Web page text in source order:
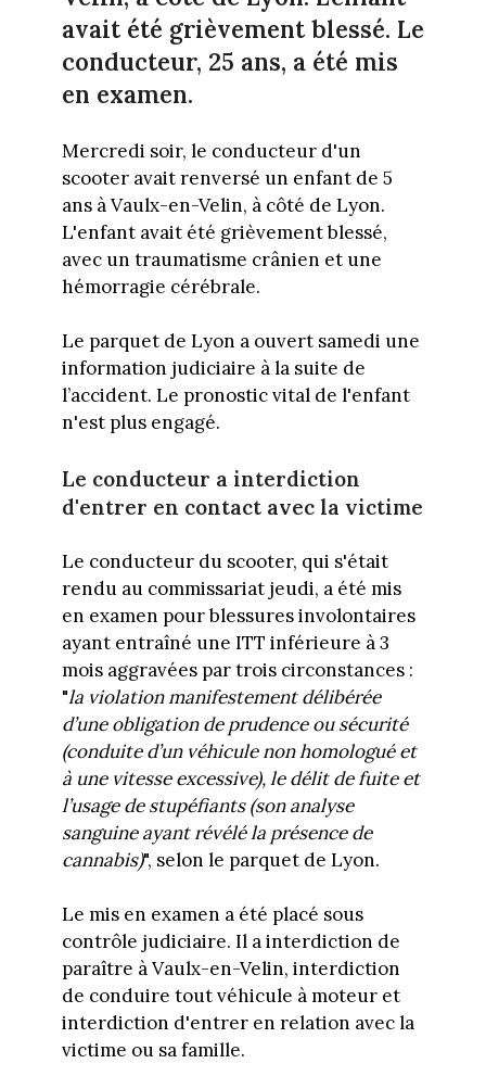
avait été grièvement blessé. Le
conducteur, 25 ans, a été mis
en examen.
Mercredi soir, le conducteur d'un
scooter avait renversé un enfant de 5
ans à Vaulx-en-Velin, à côté de Lyon.
L'enfant avait été grièvement blessé,
avec un traumatisme crânien et une
hémorragie cérébrale.
Le parquet de Lyon a ouvert samedi une
information judiciaire à la suite de
l’accident. Le pronostic vital de l'enfant
n'est plus engagé.
Le conducteur a interdiction
d'entrer en contact avec la victime
Le conducteur du scooter, qui s'était
rendu au commissariat jeudi, a été mis
en examen pour blessures involontaires
ayant entraîné une ITT inférieure à 3
mois aggravées par trois circonstances :
"la violation manifestement délibérée
d’une obligation de prudence ou sécurité
(conduite d’un véhicule non homologué et
à une vitesse excessive), le délit de fuite et
l’usage de stupéfiants (son analyse
sanguine ayant révélé la présence de
cannabis)", selon le parquet de Lyon.
Le mis en examen a été placé sous
contrôle judiciaire. Il a interdiction de
paraître à Vaulx-en-Velin, interdiction
de conduire tout véhicule à moteur et
interdiction d'entrer en relation avec la
victime ou sa famille.